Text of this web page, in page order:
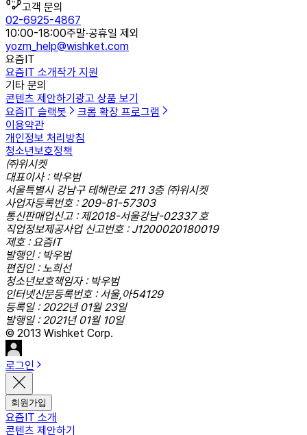
고객 문의
02-6925-4867
10:00-18:00주말·공휴일 제외
yozm_help@wishket.com
요즘IT
요즘IT 소개작가 지원
기타 문의
콘텐츠 제안하기 광고 상품 보기
요즘IT 슬랙봇
크롬 확장 프로그램
이용약관
개인정보 처리방침
청소년보호정책
㈜위시켓
대표이사 : 박우범
서울특별시 강남구 테헤란로 211 3층 ㈜위시켓
사업자등록번호 : 209-81-57303
통신판매업신고 : 제2018-서울강남-02337 호
직업정보제공사업 신고번호 : J1200020180019
제호 : 요즘IT
발행인 : 박우범
편집인 : 노희선
청소년보호책임자 : 박우범
인터넷신문등록번호 : 서울,아54129
등록일 : 2022년 01월 23일
발행일 : 2021년 01월 10일
© 2013 Wishket Corp.
로그인
회원가입
요즘IT 소개
콘텐츠 제안하기